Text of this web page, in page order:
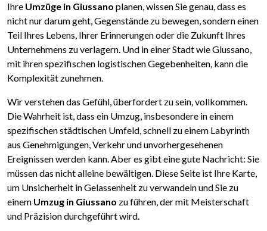
Ihre Umzüge in Giussano planen, wissen Sie genau, dass es
nicht nur darum geht, Gegenstände zu bewegen, sondern einen
Teil Ihres Lebens, Ihrer Erinnerungen oder die Zukunft Ihres
Unternehmens zu verlagern. Und in einer Stadt wie Giussano,
mit ihren spezifischen logistischen Gegebenheiten, kann die
Komplexität zunehmen.
Wir verstehen das Gefühl, überfordert zu sein, vollkommen.
Die Wahrheit ist, dass ein Umzug, insbesondere in einem
spezifischen städtischen Umfeld, schnell zu einem Labyrinth
aus Genehmigungen, Verkehr und unvorhergesehenen
Ereignissen werden kann. Aber es gibt eine gute Nachricht: Sie
müssen das nicht alleine bewältigen. Diese Seite ist Ihre Karte,
um Unsicherheit in Gelassenheit zu verwandeln und Sie zu
einem Umzug in Giussano zu führen, der mit Meisterschaft
und Präzision durchgeführt wird.